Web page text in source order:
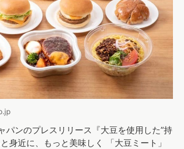
パンのプレスリリース『大豆を使用した”持
身近に、もっと美味しく 「大豆ミート」